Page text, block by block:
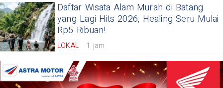
Daftar Wisata Alam Murah di Batang
yang Lagi Hits 2026, Healing Seru Mulai
Rp5 Ribuan!
LOKAL 1 jam